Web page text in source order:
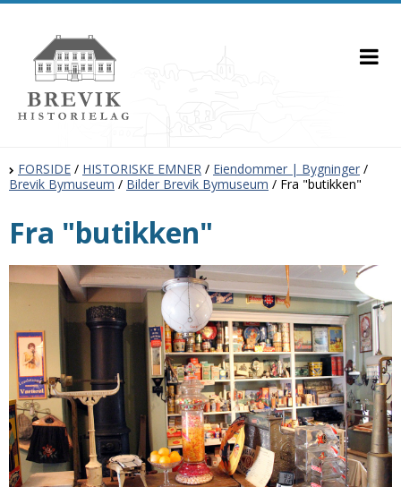
FORSIDE / HISTORISKE EMNER / Eiendommer | Bygninger /
Brevik Bymuseum / Bilder Brevik Bymuseum / Fra "butikken"
Fra "butikken"